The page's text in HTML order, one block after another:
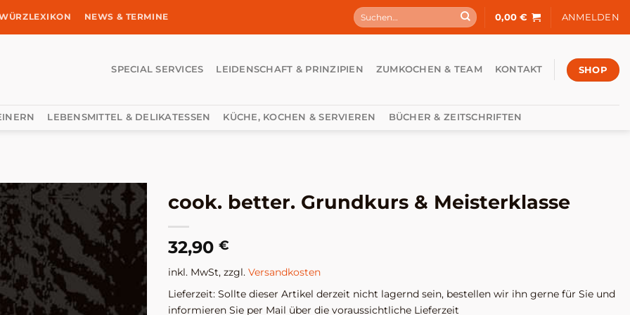
NEWS & TERMINE
Suchen
nach:
0,00€ ANMELDEN
SPECIAL SERVICES LEIDENSCHAFT & PRINZIPIEN ZUMKOCHEN & TEAM KONTAKT SHOP
LEBENSMITTEL & DELIKATESSEN KÜCHE, KOCHEN & SERVIEREN BÜCHER & ZEITSCHRIFTEN
cook. better. Grundkurs & Meisterklasse
32,90 €
inkl. MwSt, zzgl. Versandkosten
Lieferzeit: Sollte dieser Artikel derzeit nicht lagernd sein, bestellen wir ihn gerne für Sie und
informieren Sie per Mail über die voraussichtliche Lieferzeit